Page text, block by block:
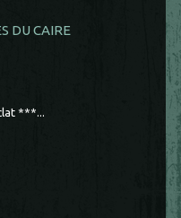
DU CAIRE
***...